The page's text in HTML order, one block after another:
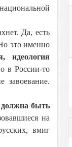
Да, есть
это именно
идеология
в России-то
быть
на
вмиг